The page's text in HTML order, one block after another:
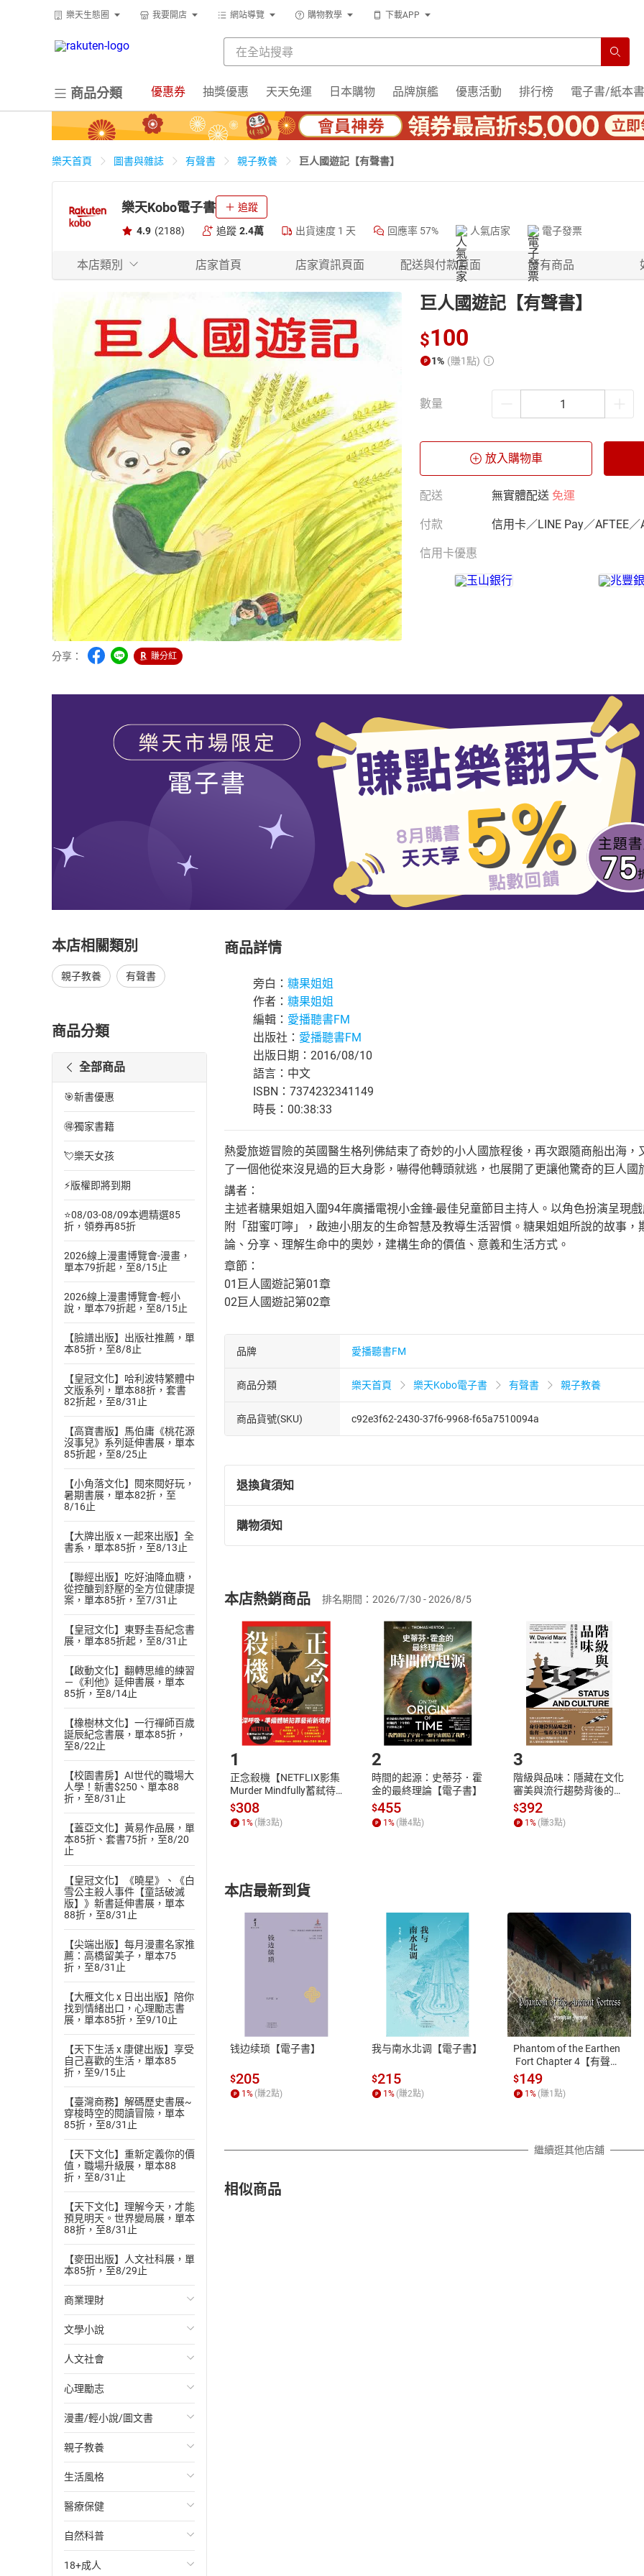
樂天生態圈 我要開店 網站導覽 購物教學 下載APP
商品分類 優惠券 抽獎優惠 天天免運 日本購物 品牌旗艦 優惠活動 排行榜 電子書/紙本書
樂天首頁 圖書與雜誌 有聲書 親子教養 巨人國遊記【有聲書】
樂天Kobo電子書 追蹤
4.9 (2188) 追蹤 2.4萬 出貨速度 1 天 回應率 57% 人氣店家 電子發票
本店類別 店家首頁 店家資訊頁面 配送與付款頁面 所有商品
分享： 賺分紅
巨人國遊記【有聲書】
$100
1% (賺1點)
數量
放入購物車
配送 無實體配送 免運
付款 信用卡／LINE Pay／AFTEE／
信用卡優惠
本店相關類別
親子教養 有聲書
商品分類
全部商品
🎯新書優惠
🉐獨家書籍
💘樂天女孩
⚡版權即將到期
⭐08/03-08/09本週精選85
折，領券再85折
2026線上漫畫博覽會-漫畫，
單本79折起，至8/15止
2026線上漫畫博覽會-輕小
說，單本79折起，至8/15止
【臉譜出版】出版社推薦，單
本85折，至8/8止
【皇冠文化】哈利波特繁體中
文版系列，單本88折，套書
82折起，至8/31止
【高寶書版】馬伯庸《桃花源
沒事兒》系列延伸書展，單本
85折起，至8/25止
【小角落文化】閱來閱好玩，
暑期書展，單本82折，至
8/16止
【大牌出版 x 一起來出版】全
書系，單本85折，至8/13止
【聯經出版】吃好油降血糖，
從控醣到舒壓的全方位健康提
案，單本85折，至7/31止
【皇冠文化】東野圭吾紀念書
展，單本85折起，至8/31止
【啟動文化】翻轉思維的練習
－《利他》延伸書展，單本
85折，至8/14止
【橡樹林文化】一行禪師百歲
誕辰紀念書展，單本85折，
至8/22止
【校園書房】AI世代的職場大
人學！新書$250、單本88
折，至8/31止
【蓋亞文化】黃易作品展，單
本85折、套書75折，至8/20
止
【皇冠文化】《曉星》、《白
雪公主殺人事件【童話破滅
版】》新書延伸書展，單本
88折，至8/31止
【尖端出版】每月漫畫名家推
薦：高橋留美子，單本75
折，至8/31止
【大雁文化 x 日出出版】陪你
找到情緒出口，心理勵志書
展，單本85折，至9/10止
【天下生活 x 康健出版】享受
自己喜歡的生活，單本85
折，至9/15止
【臺灣商務】解碼歷史書展~
穿梭時空的閱讀冒險，單本
85折，至8/31止
【天下文化】重新定義你的價
值，職場升級展，單本88
折，至8/31止
【天下文化】理解今天，才能
預見明天。世界變局展，單本
88折，至8/31止
【麥田出版】人文社科展，單
本85折，至8/29止
商業理財
投資理財
經濟/趨勢
財務/金融
管理/領導
職場工作術
成功法
行銷/廣告
傳記
商務/商學
文學小說
歐美文學
日本文學
韓國文學
華文文學
經典文學
成長/家庭生活小說
懸疑/推理小說
科幻/奇幻小說
人文社會
國際關係
政治
社會科學
台灣/中國歷史
日/韓歷史
其他歷史/史學
法律
心理勵志
心靈成長/情緒
人際關係
兩性關係
心理學
漫畫/輕小說/圖文書
輕小說
奇幻/科幻
愛情故事
職場/社會寫實
懸疑/推理
親子教養
教育現場
兒童文學/故事
兒童科普/學習
育兒百科
生活風格
飲食/食譜
健身/美顏
運動/遊戲
醫療保健
健康/養生
常見疾病
自然科普
生物科學
18+成人
商品詳情
旁白： 糖果姐姐
作者： 糖果姐姐
編輯： 愛播聽書FM
出版社： 愛播聽書FM
出版日期：2016/08/10
語言：中文
ISBN：7374232341149
時長：00:38:33
熱愛旅遊冒險的英國醫生格列佛結束了奇妙的小人國旅程後，再次跟隨商船出海
了一個他從來沒見過的巨大身影，嚇得他轉頭就逃，也展開了更讓他驚奇的巨人國
講者：
主述者糖果姐姐入圍94年廣播電視小金鐘-最佳兒童節目主持人。以角色扮演呈現
附「甜蜜叮嚀」，啟迪小朋友的生命智慧及教導生活習慣。糖果姐姐所說的故事
論、分享、理解生命中的奧妙，建構生命的價值、意義和生活方式。
章節：
01巨人國遊記第01章
02巨人國遊記第02章
品牌 愛播聽書FM
商品分類 樂天首頁 樂天Kobo電子書 有聲書 親子教養
商品貨號(SKU) c92e3f62-2430-37f6-9968-f65a7510094a
退換貨須知
退換貨規定：
(一)依消費者保護法第19條第1項後段暨通訊交易解除權合理例外情事適用
(二)消費者訂購本店鋪之商品即代表知悉本店鋪所銷售之商品為電子書，屬
且已下載/存取電子書，不得請求退貨退款。
退貨方式：您欲取消訂單或辦理退貨時，請登入樂天市場，並於「我的訂單」
貨」，本店鋪將依您的申請進行審核，待審核通過後將為您辦理退款事宜。
請注意，樂天市場須以整筆訂單為單位進行取消/退貨，恕無法以單支商品取消
購物須知
挑選商品
Choose
放入購物車
Shopping cart
登入帳號
Login
購書後，如何開始使用？
Step1.選擇閱讀載具 Step2.登入
付款方式
ATM轉帳、信用卡、LINE PAY、AFTEE
退換貨規範
本店是否提供消費者保護法七日猶
之權利，遽消費者保護法及通訊交
除權合理例外情事適用準則，依商
質各有不同規定。詳細退換貨說明
照各商品說明。
本店熱銷商品 排名期間：2026/7/30 - 2026/8/5
1
正念殺機【NETFLIX影集
Murder Mindfully蓄弒待
發】【電子書】
$308
1% (賺3點)
2
時間的起源：史蒂芬．霍
金的最終理論【電子書】
$455
1% (賺4點)
3
階級與品味：隱藏在文化
審美與流行趨勢背後的地
位渴望【電子書】
$392
1% (賺3點)
本店最新到貨
钱边续琐【電子書】
$205
1% (賺2點)
我与南水北调【電子書】
$215
1% (賺2點)
Phantom of the Earthen
Fort Chapter 4【有聲
書】
$149
1% (賺1點)
繼續逛其他店舖
相似商品